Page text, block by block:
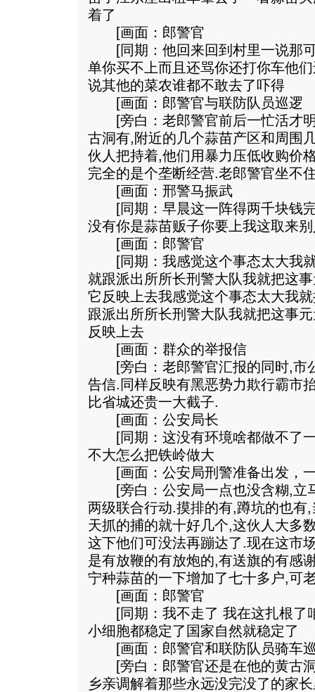
着了
[画面：郎警官
[同期：他回来回到村里一说那可
单你买不上而且还骂你还打你车他
说其他的菜农谁都不敢去了吓得
[画面：郎警官与联防队员巡逻
[旁白：老郎警官前后一忙活才明
古洞有,附近的几个蒜苗产区和周围
伙人把持着,他们用暴力压低收购价
完全的是个垄断经营.老郎警官坐不
[画面：邢警马振武
[同期：早晨这一阵得两千块钱完
没有你是蒜苗贩子你要上我这取来
[画面：郎警官
[同期：我感觉这个事态太大我就
就跟派出所所长刑警大队我就把这
它反映上去我感觉这个事态太大我
跟派出所所长刑警大队我就把这事
反映上去
[画面：群众的举报信
[旁白：老郎警官汇报的同时,市
告信.同样反映有黑恶势力欺行霸市
比省城还贵一大截子.
[画面：公安局长
[同期：这没有环境啥都做不了一
不大怎么把铁岭做大
[画面：公安局刑警准备出发，
[旁白：公安局一点也没含糊,立
两级联合行动.摸排的有,蹲坑的也有
天抓的捕的就十好几个,这伙人大多
这下他们可没法再蹦达了.现在这市
是有放鞭的有放炮的,有送旗的有感
宁种蒜苗的一下增加了七十多户,可
[画面：郎警官
[同期：我不走了 我在这扎根了
小细胞都稳定了国家自然就稳定了
[画面：郎警官和联防队员骑车
[旁白：郎警官还是在他的黄古洞
乡亲调解着那些永远没完没了的家